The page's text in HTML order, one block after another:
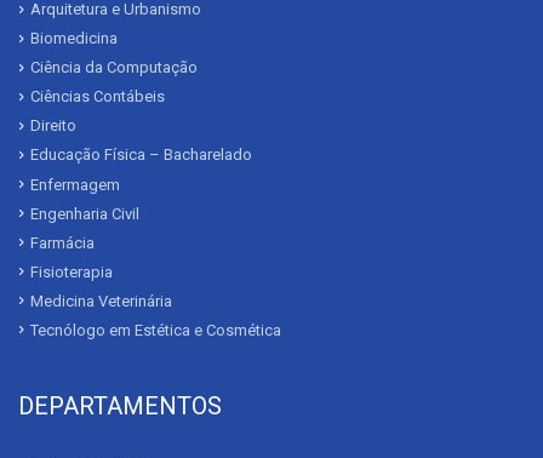
Arquitetura e Urbanismo
Biomedicina
Ciência da Computação
Ciências Contábeis
Direito
Educação Física – Bacharelado
Enfermagem
Engenharia Civil
Farmácia
Fisioterapia
Medicina Veterinária
Tecnólogo em Estética e Cosmética
DEPARTAMENTOS